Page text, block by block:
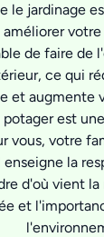
le jardinage
de faire de
ce qui
et augmente
potager est
vous, votre
la
d'où vient
et